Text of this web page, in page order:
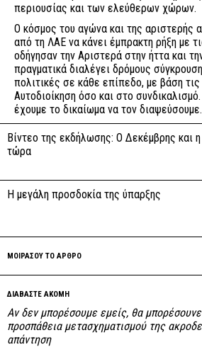
περιουσίας και των ελεύθερων χώρων.
Ο κόσμος του αγώνα και της αριστερής
από τη ΛΑΕ να κάνει έμπρακτη ρήξη με
οδήγησαν την Αριστερά στην ήττα και
πραγματικά διαλέγει δρόμους
πολιτικές σε κάθε επίπεδο, με βάση
Αυτοδιοίκηση όσο και στο
έχουμε το δικαίωμα να τον διαψεύσουμε.
Βίντεο της εκδήλωσης: Ο Δεκέμβρης και
τώρα
Η μεγάλη προσδοκία της ύπαρξης
ΜΟΙΡΑΣΟΥ ΤΟ ΑΡΘΡΟ
ΔΙΑΒΑΣΤΕ ΑΚΟΜΗ
Αν δεν μπορέσουμε εμείς, θα μπορέσουνε
προσπάθεια μετασχηματισμού της
απάντηση